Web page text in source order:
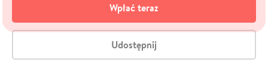
Wpłać teraz
Udostępnij